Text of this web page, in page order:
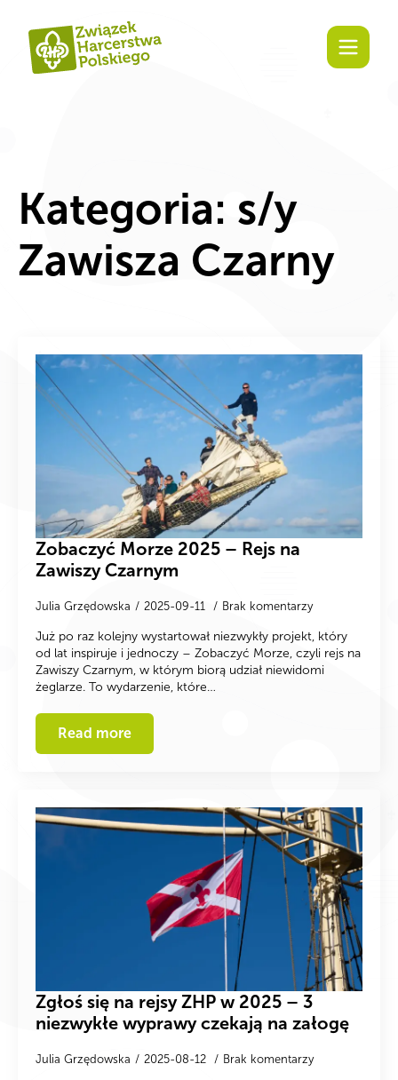
Kategoria: s/y
Zawisza Czarny
Zobaczyć Morze 2025 – Rejs na
Zawiszy Czarnym
Julia Grzędowska 2025-09-11 Brak komentarzy
Już po raz kolejny wystartował niezwykły projekt, który
od lat inspiruje i jednoczy – Zobaczyć Morze, czyli rejs na
Zawiszy Czarnym, w którym biorą udział niewidomi
żeglarze. To wydarzenie, które…
Read more
Zgłoś się na rejsy ZHP w 2025 – 3
niezwykłe wyprawy czekają na załogę
Julia Grzędowska 2025-08-12 Brak komentarzy